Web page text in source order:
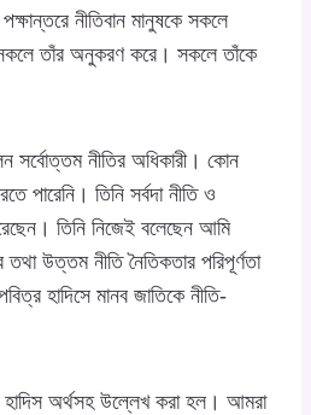
নীতিবান মানুষকে সকলে
তাঁর অনুকরণ করে। সকলে তাঁকে
সর্বোত্তম নীতির অধিকারী। কোন
পারেনি। তিনি সর্বদা নীতি ও
তিনি নিজেই বলেছেন আমি
উত্তম নীতি নৈতিকতার পরিপূর্ণতা
হাদিসে মানব জাতিকে নীতি-
হাদিস অর্থসহ উল্লেখ করা হল। আমরা